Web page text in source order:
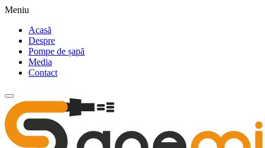
Meniu
Acasă
Despre
Pompe de șapă
Media
Contact